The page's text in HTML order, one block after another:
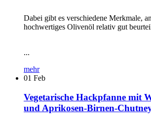
Dabei gibt es verschiedene Merkmale,
hochwertiges Olivenöl relativ gut
...
mehr
01 Feb
Vegetarische Hackpfanne mit
und Aprikosen-Birnen-